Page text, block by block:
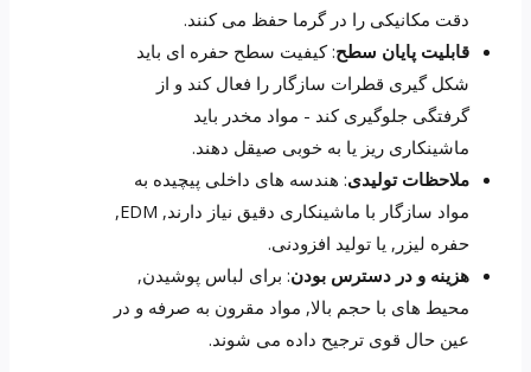
دقت مکانیکی را در گرما حفظ می کنند.
قابلیت پایان سطح: کیفیت سطح حفره ای باید
شکل گیری قطرات سازگار را فعال کند و از
گرفتگی جلوگیری کند - مواد مخدر باید
ماشینکاری ریز یا به خوبی صیقل دهند.
ملاحظات تولیدی: هندسه های داخلی پیچیده به
مواد سازگار با ماشینکاری دقیق نیاز دارند, EDM,
حفره لیزر, یا تولید افزودنی.
هزینه و در دسترس بودن: برای لباس پوشیدن,
محیط های با حجم بالا, مواد مقرون به صرفه و در
عین حال قوی ترجیح داده می شوند.